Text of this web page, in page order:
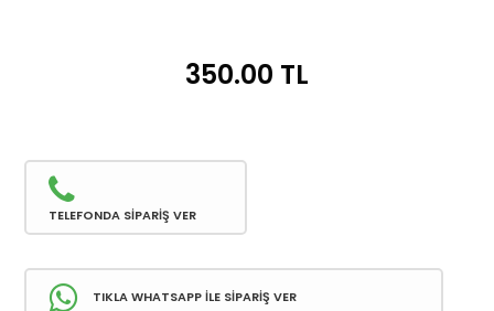
350.00 TL
TELEFONDA SİPARİŞ VER
TIKLA WHATSAPP İLE SİPARİŞ VER